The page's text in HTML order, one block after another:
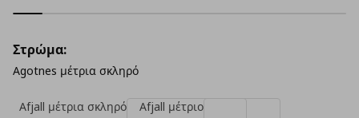
Στρώμα:
Agotnes μέτρια σκληρό
Afjall μέτρια σκληρό
Afjall μέτριο